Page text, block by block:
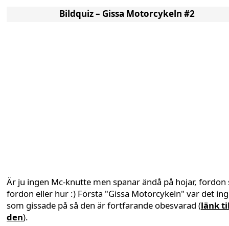
Bildquiz – Gissa Motorcykeln #2
Är ju ingen Mc-knutte men spanar ändå på hojar, fordon
fordon eller hur :) Första "Gissa Motorcykeln" var det
som gissade på så den är fortfarande obesvarad (länk
den).